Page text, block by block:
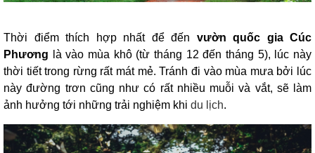
Thời điểm thích hợp nhất để đến vườn quốc gia Cúc
Phương
là vào mùa khô (từ tháng 12 đến tháng 5), lúc này
thời tiết trong rừng rất mát mẻ. Tránh đi vào mùa mưa bởi lúc
này đường trơn cũng như có rất nhiều muỗi và vắt, sẽ làm
ảnh hưởng tới những trải nghiệm khi du lịch.